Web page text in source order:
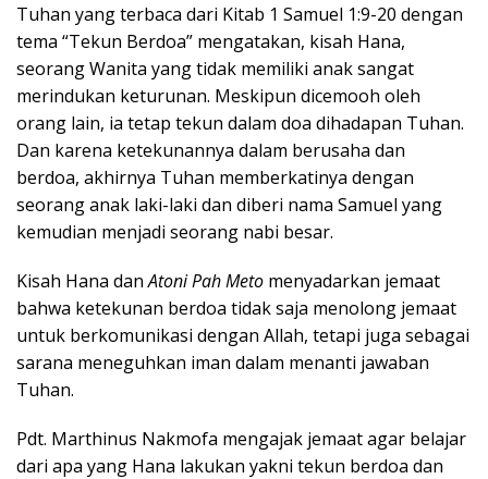
Tuhan yang terbaca dari Kitab 1 Samuel 1:9-20 dengan
tema “Tekun Berdoa” mengatakan, kisah Hana,
seorang Wanita yang tidak memiliki anak sangat
merindukan keturunan. Meskipun dicemooh oleh
orang lain, ia tetap tekun dalam doa dihadapan Tuhan.
Dan karena ketekunannya dalam berusaha dan
berdoa, akhirnya Tuhan memberkatinya dengan
seorang anak laki-laki dan diberi nama Samuel yang
kemudian menjadi seorang nabi besar.
Kisah Hana danAtoni Pah Meto menyadarkan jemaat
bahwa ketekunan berdoa tidak saja menolong jemaat
untuk berkomunikasi dengan Allah, tetapi juga sebagai
sarana meneguhkan iman dalam menanti jawaban
Tuhan.
Pdt. Marthinus Nakmofa mengajak jemaat agar belajar
dari apa yang Hana lakukan yakni tekun berdoa dan